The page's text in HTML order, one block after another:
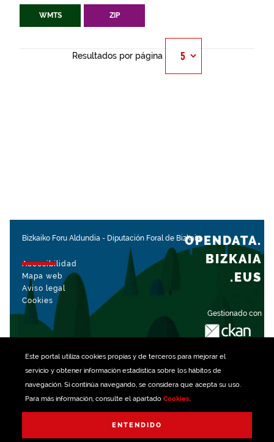
Este portal utiliza cookiespropias y de terceros para mejorar el
servicio y obtener información estadística sobre los hábitos de
navegación. Si continúa navegando, se considera que acepta su uso.
Para más información, consulte el apartado Cookies.
ENTENDIDO
WMTS ZIP
Resultados por página
Bizkaiko Foru Aldundia - Diputación Foral de Bizkaia
Accesibilidad
Mapa web
Aviso legal
Cookies
Gestionado con
OPENDATA.
BIZKAIA
.EUS